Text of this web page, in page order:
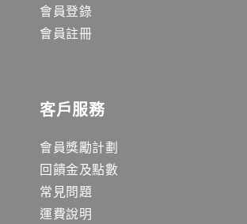
會員登錄
會員註冊
客戶服務
會員獎勵計劃
回饋金及點數
常見問題
運費說明